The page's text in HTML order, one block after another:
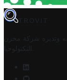
TROVIT
وتديره
شركة مخزن
التكنولوجيا